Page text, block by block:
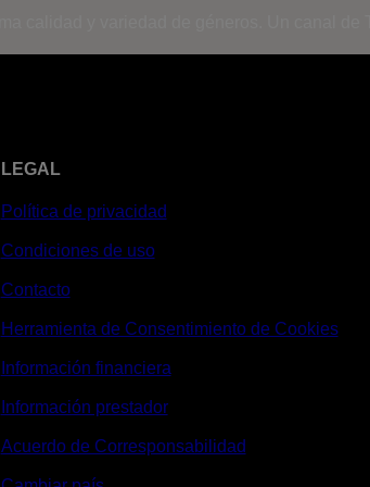
LEGAL
Política de privacidad
Condiciones de uso
Contacto
Herramienta de Consentimiento de Cookies
Información financiera
Información prestador
Acuerdo de Corresponsabilidad